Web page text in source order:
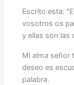
Escrito esta:
vosotros os
y ellas son las
Mi alma señor
deseo es
palabra.